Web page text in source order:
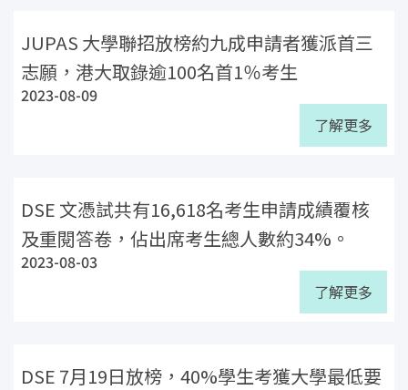
JUPAS 大學聯招放榜約九成申請者獲派首三
志願，港大取錄逾100名首1％考生
2023-08-09
了解更多
DSE 文憑試共有16,618名考生申請成績覆核
及重閱答卷，佔出席考生總人數約34%。
2023-08-03
了解更多
DSE 7月19日放榜，40%學生考獲大學最低要